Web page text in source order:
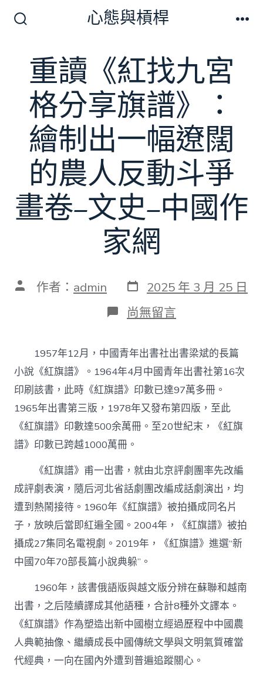
切
換
開
心態與槓桿
重讀《紅找九宮
格分享旗譜》：
繪制出一幅遼闊
的農人反動斗爭
畫卷–文史–中國作
家網
文 作者： admin 發
表
日
期
2025 年 3 月 25 日
在
〈重
《紅
找
九
宮
格
分
享
旗
譜》：
制
出
一
幅
遼
闊
農
人
反
動
斗
爭
畫
卷
–
文
史
尚無留言
1957年12月，中國青年出書社出書梁斌的長篇
小說《紅旗譜》。1964年4月中國青年出書社第16次
印刷該書，此時《紅旗譜》印數已達97萬多冊。
1965年出書第三版，1978年又發布第四版，至此
《紅旗譜》印數達500余萬冊。至20世紀末，《紅旗
譜》印數已跨越1000萬冊。
《紅旗譜》甫一出書，就由北京評劇團率先改編
成評劇表演，隨后河北省話劇團改編成話劇演出，均
遭到熱鬧接待。1960年《紅旗譜》被拍攝成同名片
子，放映后當即紅遍全國。2004年，《紅旗譜》被拍
攝成27集同名電視劇。2019年，《紅旗譜》進選“新
中國70年70部長篇小說典躲”。
1960年，該書俄語版與越文版分辨在蘇聯和越南
出書，之后陸續譯成其他語種，合計8種外文譯本。
《紅旗譜》作為塑造出新中國樹立經過歷程中中國農
人典範抽像、繼續成長中國傳統文學與文明氣質確當
代經典，一向在國內外遭到普遍追蹤關心。